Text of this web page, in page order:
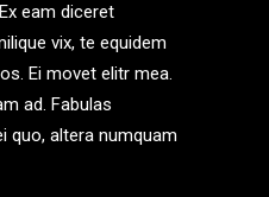
eam diceret
vix, te equidem
Ei movet elitr mea.
ad. Fabulas
quo, altera numquam